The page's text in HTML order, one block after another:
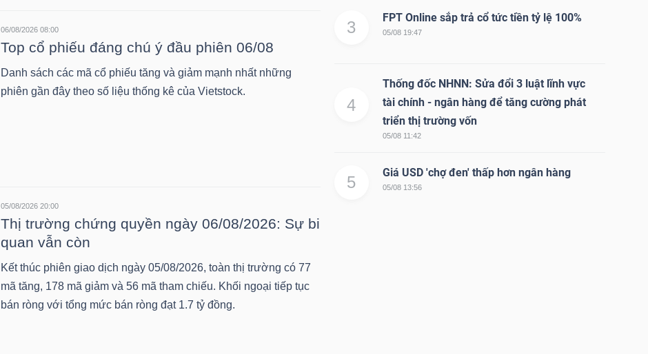
06/08/2026 08:00
Top cổ phiếu đáng chú ý đầu phiên 06/08
Danh sách các mã cổ phiếu tăng và giảm mạnh nhất những
phiên gần đây theo số liệu thống kê của Vietstock.
05/08/2026 20:00
Thị trường chứng quyền ngày 06/08/2026: Sự bi
quan vẫn còn
Kết thúc phiên giao dịch ngày 05/08/2026, toàn thị trường có 77
mã tăng, 178 mã giảm và 56 mã tham chiếu. Khối ngoại tiếp tục
bán ròng với tổng mức bán ròng đạt 1.7 tỷ đồng.
3
FPT Online sắp trả cổ tức tiền tỷ lệ 100%
05/08 19:47
4
Thống đốc NHNN: Sửa đổi 3 luật lĩnh vực
tài chính - ngân hàng để tăng cường phát
triển thị trường vốn
05/08 11:42
5
Giá USD 'chợ đen' thấp hơn ngân hàng
05/08 13:56